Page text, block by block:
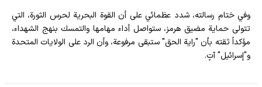
وفي ختام رسالته، شدد عظمائي على أن القوة البحرية لحرس الثورة، التي
تتولى حماية مضيق هرمز، ستواصل أداء مهامها والتمسك بنهج الشهداء،
مؤكداً ثقته بأن "راية الحق" ستبقى مرفوعة، وأن الرد على الولايات المتحدة
و"إسرائيل" آتٍ.